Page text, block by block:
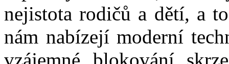
nejistota rodičů a dětí, a
nám nabízejí moderní